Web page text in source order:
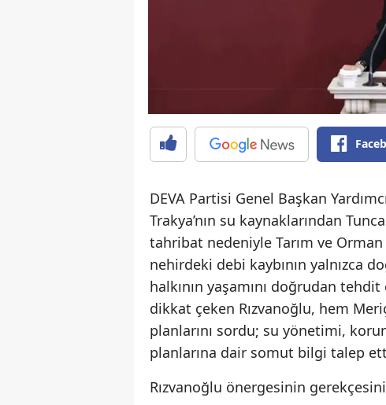
DEVA Partisi Genel Başkan
Trakya’nın su kaynaklarından
tahribat nedeniyle Tarım ve Orman
nehirdeki debi kaybının yalnızca
halkının yaşamını doğrudan
dikkat çeken Rızvanoğlu, hem
planlarını sordu; su yönetimi,
planlarına dair somut bilgi talep
Rızvanoğlu önergesinin